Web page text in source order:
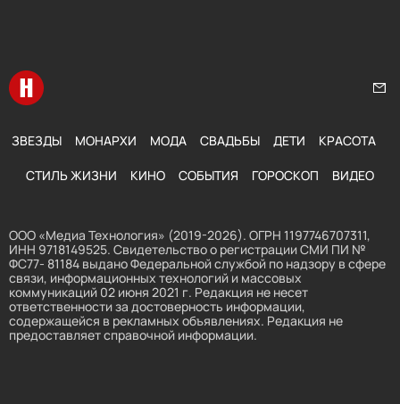
Перейти на главную
ЗВЕЗДЫ МОНАРХИ МОДА СВАДЬБЫ ДЕТИ КРАСОТА
СТИЛЬ ЖИЗНИ КИНО СОБЫТИЯ ГОРОСКОП ВИДЕО
ООО «Медиа Технология» (2019-2026). ОГРН 1197746707311,
ИНН 9718149525. Свидетельство о регистрации СМИ ПИ №
ФС77- 81184 выдано Федеральной службой по надзору в сфере
связи, информационных технологий и массовых
коммуникаций 02 июня 2021 г. Редакция не несет
ответственности за достоверность информации,
содержащейся в рекламных объявлениях. Редакция не
предоставляет справочной информации.